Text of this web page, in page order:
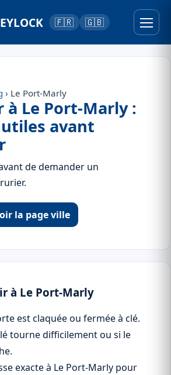
🇫🇷 🇬🇧
› Le Port-Marly
à Le Port-Marly :
avant
de demander un
la page ville
à Le Port-Marly
est claquée ou fermée à clé.
tourne difficilement ou si le
exacte à Le Port-Marly pour